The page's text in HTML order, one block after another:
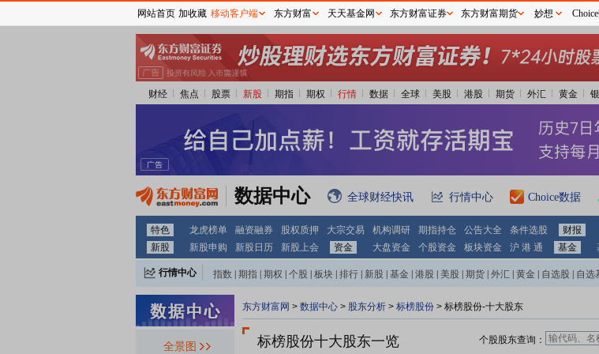
财经 焦点 股票 新股 期指 期权 行情 数据 全球 美股 港股 期货 外汇 黄金
数据中心 全球财经快讯 行情中心 Choice数据
特色 龙虎榜单 融资融券 股权质押 大宗交易 机构调研 期指持仓 公告大全 条件选股 财报
新股
新股申购 新股日历 新股上会 资金 大盘资金 个股资金 板块资金 沪 港 通 基金
行情中心 指数 期指 期权 个股 板块 排行 新股 基金 港股 美股 期货 外汇 黄金 自选股 自选
全景图
东方财富网 > 数据中心 > 股东分析 > 标榜股份 > 标榜股份-十大股东
标榜股份十大股东一览 个股股东查询：
网站首页 加收藏 移动客户端 东方财富 天天基金网 东方财富证券 东方财富期货 妙想